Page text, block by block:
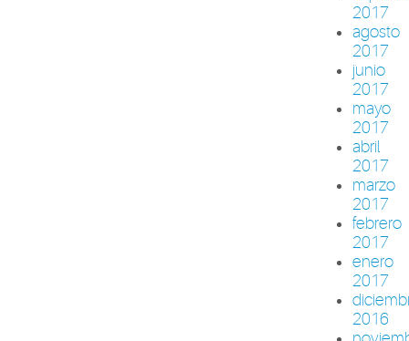
2017
agosto
2017
junio
2017
mayo
2017
abril
2017
marzo
2017
febrero
2017
enero
2017
2016